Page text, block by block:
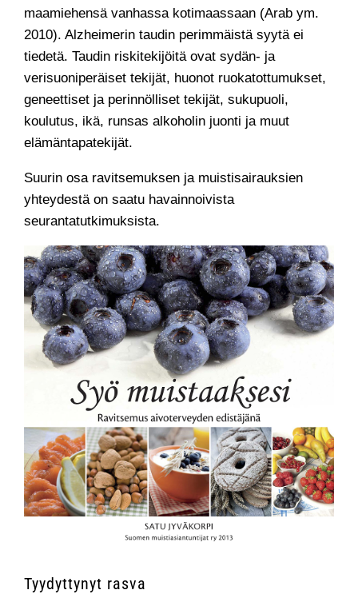
maamiehensä vanhassa kotimaassaan (Arab ym.
2010). Alzheimerin taudin perimmäistä syytä ei
tiedetä. Taudin riskitekijöitä ovat sydän- ja
verisuoniperäiset tekijät, huonot ruokatottumukset,
geneettiset ja perinnölliset tekijät, sukupuoli,
koulutus, ikä, runsas alkoholin juonti ja muut
elämäntapatekijät.
Suurin osa ravitsemuksen ja muistisairauksien
yhteydestä on saatu havainnoivista
seurantatutkimuksista.
Tyydyttynyt rasva